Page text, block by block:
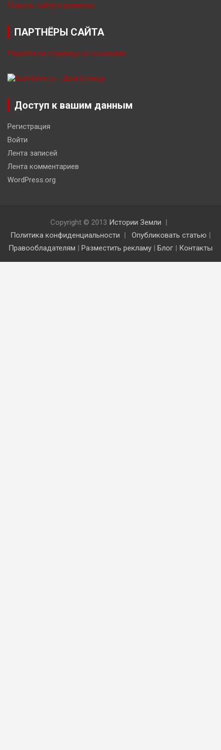
Помочь сайту в развитии
ПАРТНЁРЫ САЙТА
Перейти на страницу со ссылками
Доступ к вашим данным
Регистрация
Войти
Лента записей
Лента комментариев
WordPress.org
Copyright © 2013 Истории Земли
Политика конфиденциальности
Опубликовать статью |
Правообладателям | Разместить рекламу | Блог | Контакты